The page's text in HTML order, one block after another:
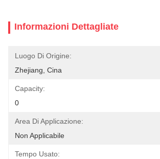
Informazioni Dettagliate
Luogo Di Origine:
Zhejiang, Cina
Capacity:
0
Area Di Applicazione:
Non Applicabile
Tempo Usato: